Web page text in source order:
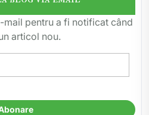
mail pentru a fi notificat când
articol nou.